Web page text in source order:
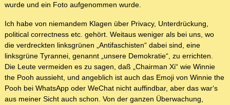
wurde und ein Foto aufgenommen wurde.
Ich habe von niemandem Klagen über Privacy, Unterdrückung,
political correctness etc. gehört. Weitaus weniger als bei uns, wo
die verdreckten linksgrünen „Antifaschisten“ dabei sind, eine
linksgrüne Tyrannei, genannt „unsere Demokratie“, zu errichten.
Die Leute vermeiden es zu sagen, daß „Chairman Xi“ wie Winnie
the Pooh aussieht, und angeblich ist auch das Emoji von Winnie the
Pooh bei WhatsApp oder WeChat nicht auffindbar, aber das war‘s
aus meiner Sicht auch schon. Von der ganzen Überwachung,